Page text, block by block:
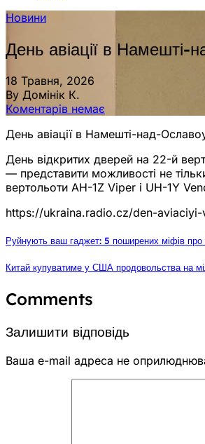
Новини
День авіації в Намешті-
18 Травня, 2026
By Домінік К.
Коментарів немає
День авіації в Намешті-над-
День відкритих дверей на 22-й
— представити можливості не
вертольоти AH-1Z Viper і UH-1Y
https://ukraina.radio.cz/den-
Руйнують ваш гаджет: 5 поширених міфів
Китай купуватиме у США продовольства на
Comments
Залишити відповідь
Ваша e-mail адреса не